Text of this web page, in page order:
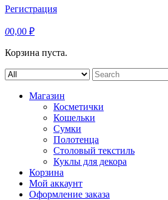
Регистрация
00,00 ₽
Корзина пуста.
Search
for:
Магазин
Косметички
Кошельки
Сумки
Полотенца
Столовый текстиль
Куклы для декора
Корзина
Мой аккаунт
Оформление заказа